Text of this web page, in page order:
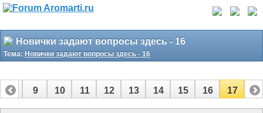
Новички задают вопросы здесь - 16
Тема: Новички задают вопросы здесь - 16
8 9 10 11 12 13 14 15 16 17